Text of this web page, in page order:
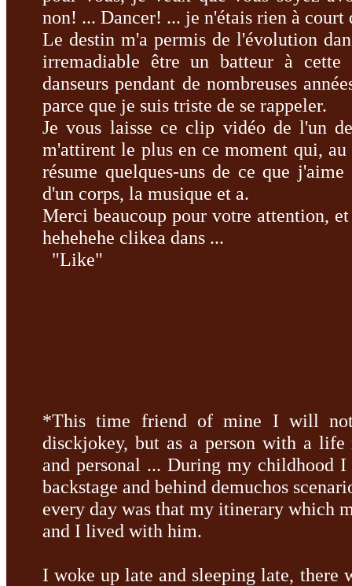
non! ... Dancer! ... je n'étais rien à court
Le destin m'a permis de l'évolution
irremadiable
être un batteur à cette
danseurs pendant de nombreuses
parce que je suis triste de se rappeler.
Je vous laisse ce clip vidéo de l'un
m'attirent le plus en ce moment qui, au
résume quelques-uns de ce que j'aime
d'un corps, la musique et a.
Merci beaucoup pour votre attention,
hehehehe clikea dans ...
"Like"
*This time friend of mine
I will
disckjokey, but as a person with a life
and personal ... During my childhood I
backstage and behind demuchos
every day was that my itinerary which
and I lived with him.
I woke up late and sleeping late, there